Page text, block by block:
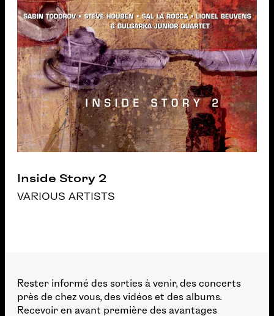
Inside Story 2
VARIOUS ARTISTS
Rester informé des sorties à venir, des concerts
près de chez vous, des vidéos et des albums.
Recevoir en avant première des avantages